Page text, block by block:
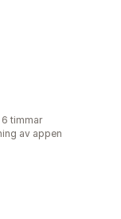
timmar
av appen